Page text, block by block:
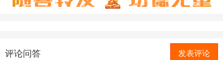
评论问答 发表评论